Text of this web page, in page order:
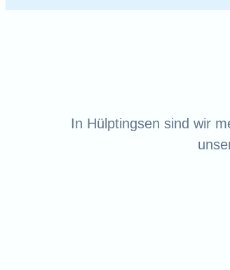
In Hülptingsen sind wir